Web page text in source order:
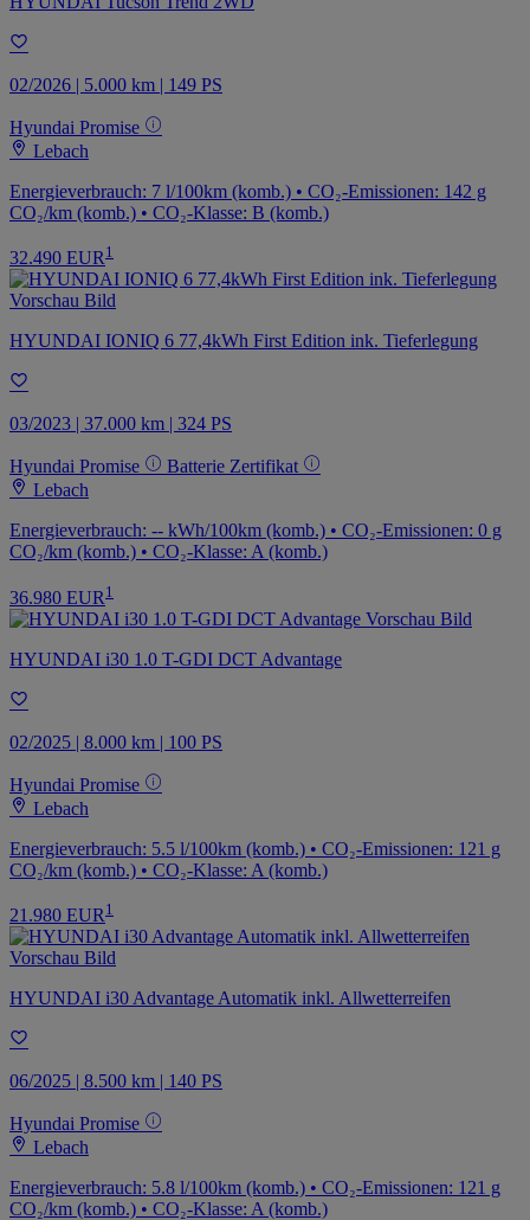
02/2026 | 5.000 km | 149 PS
Hyundai Promise
Lebach
Energieverbrauch: 7 l/100km (komb.) • CO₂-Emissionen: 142 g
CO₂/km (komb.) • CO₂-Klasse: B (komb.)
32.490 EUR 1
HYUNDAI IONIQ 6 77,4kWh First Edition ink. Tieferlegung
03/2023 | 37.000 km | 324 PS
Hyundai Promise
Batterie Zertifikat
Lebach
Energieverbrauch: -- kWh/100km (komb.) • CO₂-Emissionen: 0 g
CO₂/km (komb.) • CO₂-Klasse: A (komb.)
36.980 EUR 1
HYUNDAI i30 1.0 T-GDI DCT Advantage
02/2025 | 8.000 km | 100 PS
Hyundai Promise
Lebach
Energieverbrauch: 5.5 l/100km (komb.) • CO₂-Emissionen: 121 g
CO₂/km (komb.) • CO₂-Klasse: A (komb.)
21.980 EUR 1
HYUNDAI i30 Advantage Automatik inkl. Allwetterreifen
06/2025 | 8.500 km | 140 PS
Hyundai Promise
Lebach
Energieverbrauch: 5.8 l/100km (komb.) • CO₂-Emissionen: 121 g
CO₂/km (komb.) • CO₂-Klasse: A (komb.)